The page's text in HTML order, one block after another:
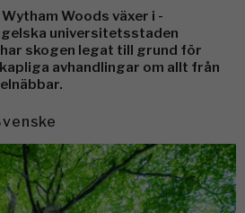
Wytham Woods växer i ­
­universitetsstaden
skogen legat till grund för
avhandlingar om allt från